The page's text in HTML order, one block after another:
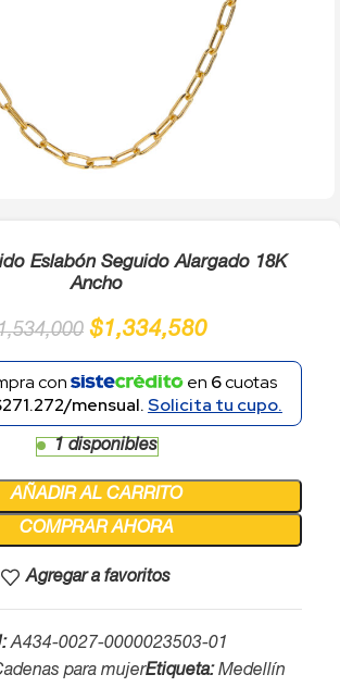
Eslabón Seguido Alargado 18K
Ancho
$1,334,580
con en 6cuotas
mensual.Solicita tu cupo.
1 disponibles
AÑADIR AL CARRITO
COMPRAR AHORA
Agregar a favoritos
A434-0027-0000023503-01
para mujerEtiqueta: Medellín